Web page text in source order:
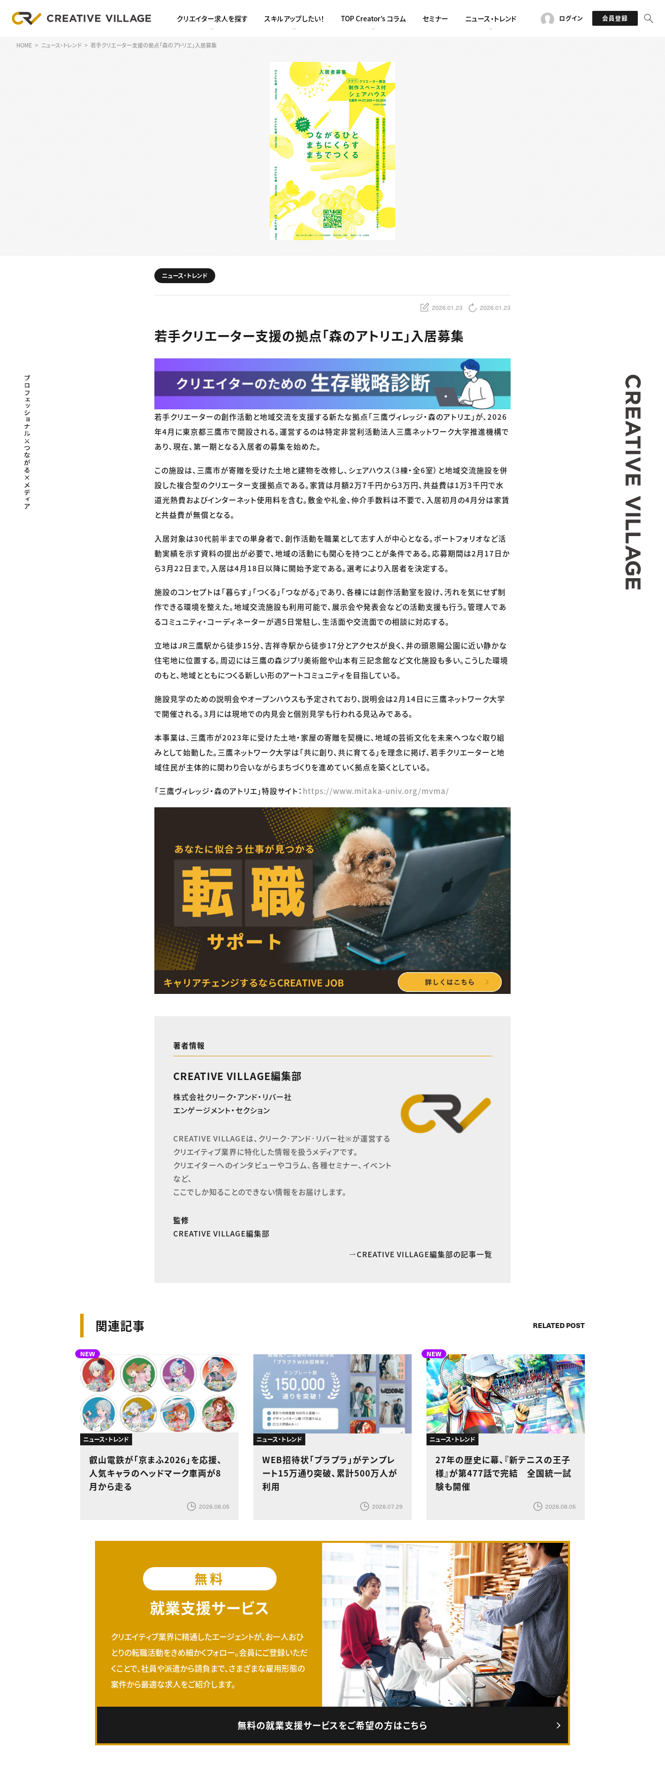
クリエイター求人を探す スキルアップしたい！ TOP Creator’s コラム セミナー ニュース・トレンド ログイン 会員登録
HOME ニュース・トレンド 若手クリエーター支援の拠点「森のアトリエ」入居募集
ニュース・トレンド
2026.01.23 2026.01.23
若手クリエーター支援の拠点「森のアトリエ」入居募集
若手クリエーターの創作活動と地域交流を支援する新たな拠点「三鷹ヴィレッジ・森のアトリエ」が、2026
年4月に東京都三鷹市で開設される。運営するのは特定非営利活動法人三鷹ネットワーク大学推進機構で
あり、現在、第一期となる入居者の募集を始めた。
この施設は、三鷹市が寄贈を受けた土地と建物を改修し、シェアハウス（3棟・全6室）と地域交流施設を併
設した複合型のクリエーター支援拠点である。家賃は月額2万7千円から3万円、共益費は1万3千円で水
道光熱費およびインターネット使用料を含む。敷金や礼金、仲介手数料は不要で、入居初月の4月分は家賃
と共益費が無償となる。
入居対象は30代前半までの単身者で、創作活動を職業として志す人が中心となる。ポートフォリオなど活
動実績を示す資料の提出が必要で、地域の活動にも関心を持つことが条件である。応募期間は2月17日か
ら3月22日まで。入居は4月18日以降に開始予定である。選考により入居者を決定する。
施設のコンセプトは「暮らす」「つくる」「つながる」であり、各棟には創作活動室を設け、汚れを気にせず制
作できる環境を整えた。地域交流施設も利用可能で、展示会や発表会などの活動支援も行う。管理人であ
るコミュニティ・コーディネーターが週5日常駐し、生活面や交流面での相談に対応する。
立地はJR三鷹駅から徒歩15分、吉祥寺駅から徒歩17分とアクセスが良く、井の頭恩賜公園に近い静かな
住宅地に位置する。周辺には三鷹の森ジブリ美術館や山本有三記念館など文化施設も多い。こうした環境
のもと、地域とともにつくる新しい形のアートコミュニティを目指している。
施設見学のための説明会やオープンハウスも予定されており、説明会は2月14日に三鷹ネットワーク大学
で開催される。3月には現地での内見会と個別見学も行われる見込みである。
本事業は、三鷹市が2023年に受けた土地・家屋の寄贈を契機に、地域の芸術文化を未来へつなぐ取り組
みとして始動した。三鷹ネットワーク大学は「共に創り、共に育てる」を理念に掲げ、若手クリエーターと地
域住民が主体的に関わり合いながらまちづくりを進めていく拠点を築くとしている。
「三鷹ヴィレッジ・森のアトリエ」特設サイト： https://www.mitaka-univ.org/mvma/
著者情報
CREATIVE VILLAGE編集部
株式会社クリーク・アンド・リバー社
エンゲージメント・セクション
CREATIVE VILLAGEは、クリーク･アンド･リバー社※が運営する
クリエイティブ業界に特化した情報を扱うメディアです。
クリエイターへのインタビューやコラム、各種セミナー、イベント
など、
ここでしか知ることのできない情報をお届けします。
監修
CREATIVE VILLAGE編集部
CREATIVE VILLAGE編集部の記事一覧
関連記事 RELATED POST
NEW
ニュース・トレンド
叡山電鉄が「京まふ2026」を応援、
人気キャラのヘッドマーク車両が8
月から走る
2026.08.05
ニュース・トレンド
WEB招待状「ブラプラ」がテンプレ
ート15万通り突破、累計500万人が
利用
2026.07.29
NEW
ニュース・トレンド
27年の歴史に幕、『新テニスの王子
様』が第477話で完結 全国統一試
験も開催
2026.08.05
無料
就業支援サービス
クリエイティブ業界に精通したエージェントが、お一人おひ
とりの転職活動をきめ細かくフォロー。会員にご登録いただ
くことで、社員や派遣から請負まで、さまざまな雇用形態の
案件から最適な求人をご紹介します。
無料の就業支援サービスをご希望の方はこちら